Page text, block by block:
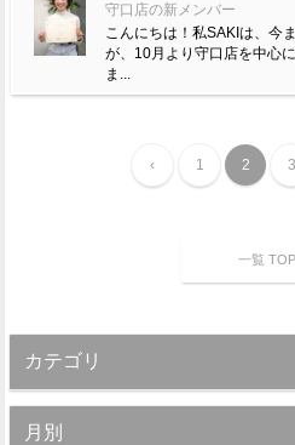
守口店の新メンバー
こんにちは！私SAKIは、今
が、10月より守口店を中心
ま...
‹ 1 2 3
一覧 TOP
カテゴリ
月別